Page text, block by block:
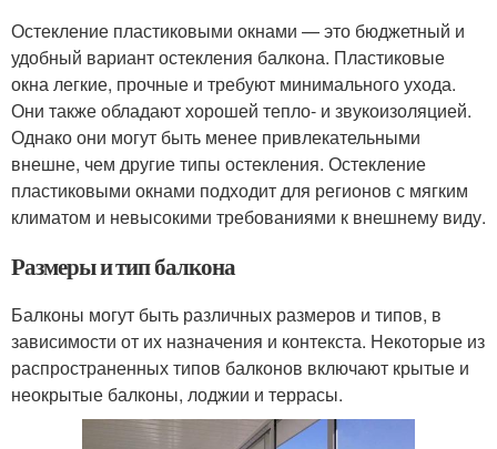
Остекление пластиковыми окнами — это бюджетный и
удобный вариант остекления балкона. Пластиковые
окна легкие, прочные и требуют минимального ухода.
Они также обладают хорошей тепло- и звукоизоляцией.
Однако они могут быть менее привлекательными
внешне, чем другие типы остекления. Остекление
пластиковыми окнами подходит для регионов с мягким
климатом и невысокими требованиями к внешнему виду.
Размеры и тип балкона
Балконы могут быть различных размеров и типов, в
зависимости от их назначения и контекста. Некоторые из
распространенных типов балконов включают крытые и
неокрытые балконы, лоджии и террасы.